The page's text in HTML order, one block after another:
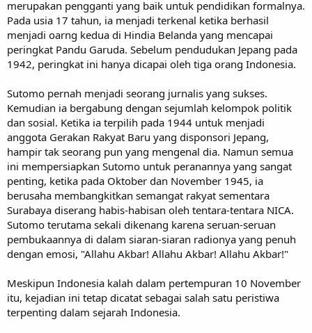
merupakan pengganti yang baik untuk pendidikan formalnya.
Pada usia 17 tahun, ia menjadi terkenal ketika berhasil
menjadi oarng kedua di Hindia Belanda yang mencapai
peringkat Pandu Garuda. Sebelum pendudukan Jepang pada
1942, peringkat ini hanya dicapai oleh tiga orang Indonesia.
Sutomo pernah menjadi seorang jurnalis yang sukses.
Kemudian ia bergabung dengan sejumlah kelompok politik
dan sosial. Ketika ia terpilih pada 1944 untuk menjadi
anggota Gerakan Rakyat Baru yang disponsori Jepang,
hampir tak seorang pun yang mengenal dia. Namun semua
ini mempersiapkan Sutomo untuk peranannya yang sangat
penting, ketika pada Oktober dan November 1945, ia
berusaha membangkitkan semangat rakyat sementara
Surabaya diserang habis-habisan oleh tentara-tentara NICA.
Sutomo terutama sekali dikenang karena seruan-seruan
pembukaannya di dalam siaran-siaran radionya yang penuh
dengan emosi, "Allahu Akbar! Allahu Akbar! Allahu Akbar!"
Meskipun Indonesia kalah dalam pertempuran 10 November
itu, kejadian ini tetap dicatat sebagai salah satu peristiwa
terpenting dalam sejarah Indonesia.